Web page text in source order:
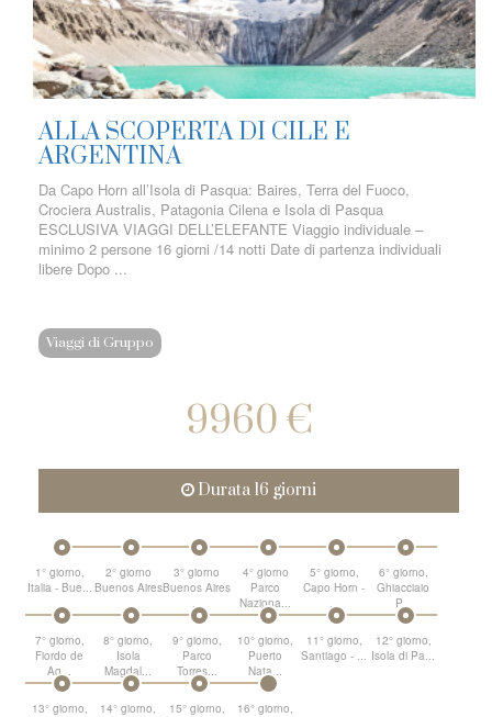
ALLA SCOPERTA DI CILE E
ARGENTINA
Da Capo Horn all’Isola di Pasqua: Baires, Terra del Fuoco,
Crociera Australis, Patagonia Cilena e Isola di Pasqua
ESCLUSIVA VIAGGI DELL’ELEFANTE Viaggio individuale –
minimo 2 persone 16 giorni /14 notti Date di partenza individuali
libere Dopo ...
Viaggi di Gruppo
9960 €
Durata 16 giorni
1° giorno,
Italia - Bue...
2° giorno
Buenos Aires
3° giorno
Buenos Aires
...
4° giorno
Parco
Naziona...
5° giorno,
Capo Horn -
...
6° giorno,
Ghiacciaio
P...
7° giorno,
Fiordo de
Ag...
8° giorno,
Isola
Magdal...
9° giorno,
Parco
Torres...
10° giorno,
Puerto
Nata...
11° giorno,
Santiago - ...
12° giorno,
Isola di Pa...
13° giorno,
14° giorno,
15° giorno,
16° giorno,